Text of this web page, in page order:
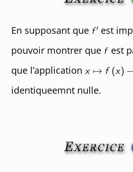
En supposant que
est
pouvoir montrer que
est
que l’application
identiqueemnt nulle.